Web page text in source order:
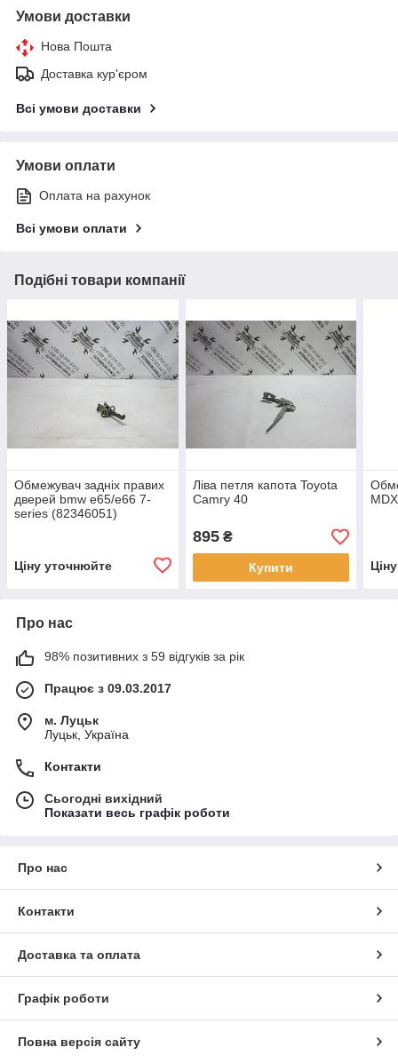
Умови доставки
Нова Пошта
Доставка кур'єром
Всі умови доставки
Умови оплати
Оплата на рахунок
Всі умови оплати
Подібні товари компанії
Обмежувач задніх правих
дверей bmw e65/e66 7-
series (82346051)
Ціну уточнюйте
Ліва петля капота Toyota
Camry 40
895₴
Купити
Про нас
98% позитивних з 59 відгуків за рік
Працює з 09.03.2017
м. Луцьк
Луцьк, Україна
Контакти
Сьогодні вихідний
Показати весь графік роботи
Про нас
Контакти
Доставка та оплата
Графік роботи
Повна версія сайту